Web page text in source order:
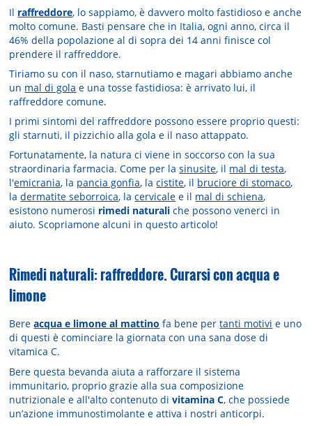
Il raffreddore, lo sappiamo, è davvero molto fastidioso e anche
molto comune. Basti pensare che in Italia, ogni anno, circa il
46% della popolazione al di sopra dei 14 anni finisce col
prendere il raffreddore.
Tiriamo su con il naso, starnutiamo e magari abbiamo anche
un mal di gola e una tosse fastidiosa: è arrivato lui, il
raffreddore comune.
I primi sintomi del raffreddore possono essere proprio questi:
gli starnuti, il pizzichio alla gola e il naso attappato.
Fortunatamente, la natura ci viene in soccorso con la sua
straordinaria farmacia. Come per lasinusite, il mal di testa,
l'emicrania, la pancia gonfia, lacistite, il bruciore di stomaco,
ladermatite seborroica, lacervicale e il mal di schiena,
esistono numerosi rimedi naturaliche possono venerci in
aiuto. Scopriamone alcuni in questo articolo!
Rimedi naturali: raffreddore. Curarsi con acqua e
limone
Bereacqua e limone al mattino fa bene pertanti motivi e uno
di questi è cominciare la giornata con una sana dose di
vitamica C.
Bere questa bevanda aiuta a rafforzare il sistema
immunitario, proprio grazie alla sua composizione
nutrizionale e all'alto contenuto divitamina C, che possiede
un’azione immunostimolante e attiva i nostri anticorpi.